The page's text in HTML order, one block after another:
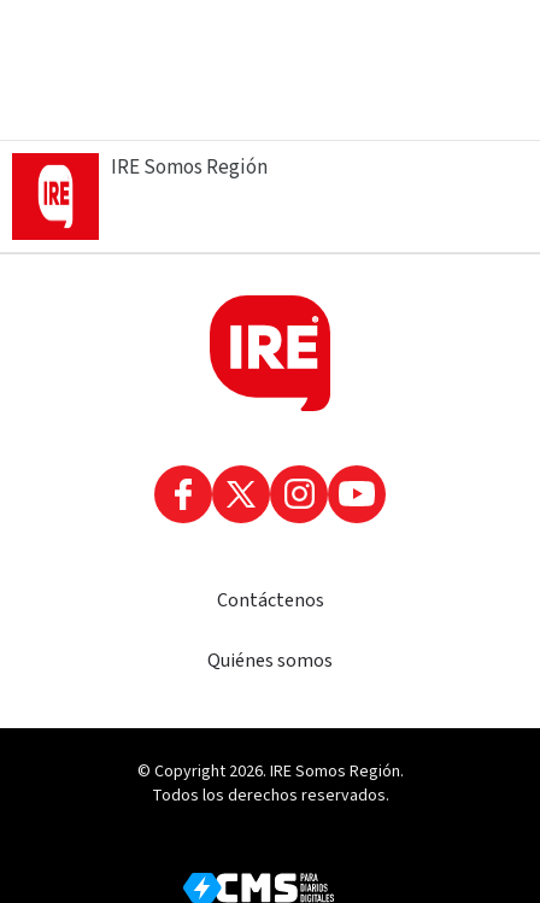
IRE Somos Región
Contáctenos
Quiénes somos
© Copyright 2026. IRE Somos Región.
Todos los derechos reservados.